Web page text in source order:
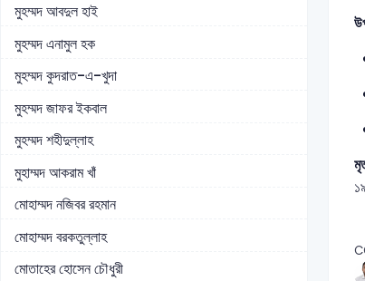
মুহম্মদ আবদুল হাই
মুহম্মদ এনামুল হক
মুহম্মদ কুদরাত-এ-খুদা
মুহম্মদ জাফর ইকবাল
মুহম্মদ শহীদুল্লাহ
মুহাম্মদ আকরাম খাঁ
মোহাম্মদ নজিবর রহমান
মোহাম্মদ বরকতুল্লাহ
মোতাহের হোসেন চৌধুরী